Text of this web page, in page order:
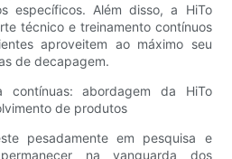
específicos. Além disso, a HiTo
técnico e treinamento contínuos
aproveitem ao máximo seu
de decapagem.
contínuas: abordagem da HiTo
de produtos
pesadamente em pesquisa e
na vanguarda dos